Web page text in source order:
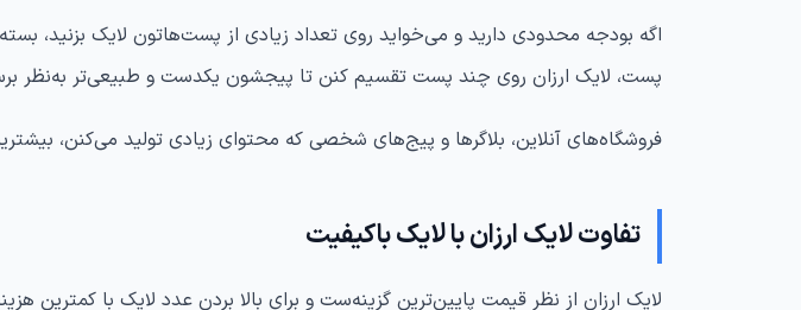
اگه بودجه محدودی دارید و می‌خواید روی تعداد زیادی از پست‌هاتون لایک بزنید،
پست، لایک ارزان روی چند پست تقسیم کنن تا پیجشون یکدست و طبیعی‌تر به‌نظر
فروشگاه‌های آنلاین، بلاگرها و پیج‌های شخصی که محتوای زیادی تولید می‌کنن،
تفاوت لایک ارزان با لایک باکیفیت
لایک ارزان از نظر قیمت پایین‌ترین گزینه‌ست و برای بالا بردن عدد لایک با کمترین